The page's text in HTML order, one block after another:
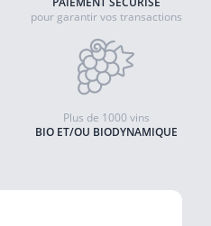
pour garantir vos transactions
BIO ET/OU BIODYNAMIQUE
Plus de 1000 vins